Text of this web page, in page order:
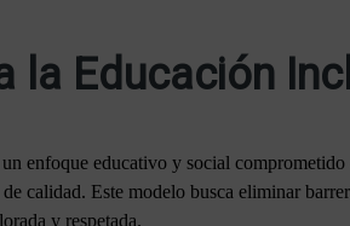
la Educación
enfoque educativo y social
calidad. Este modelo busca eliminar
y respetada.